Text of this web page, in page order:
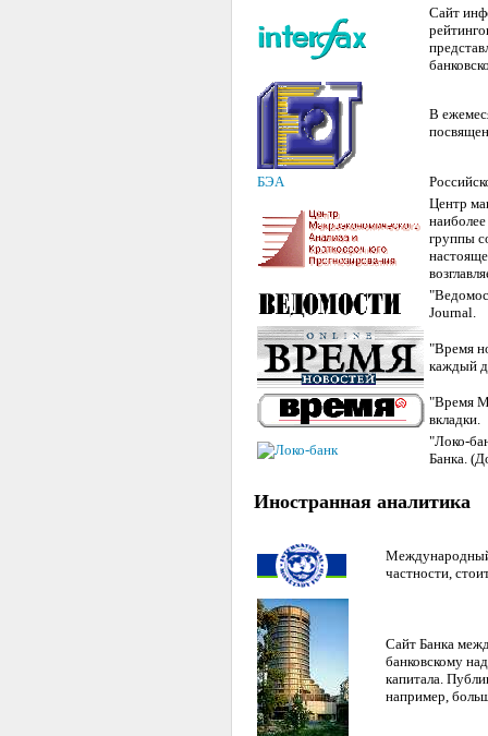
Сайт
В
БЭА
Центр
группы
Journal.
"Время
каждый
"Время
вкладки.
"Локо-
Банка.
Иностранная аналитика
частности,
Сайт Банка
банковскому
капитала.
например,